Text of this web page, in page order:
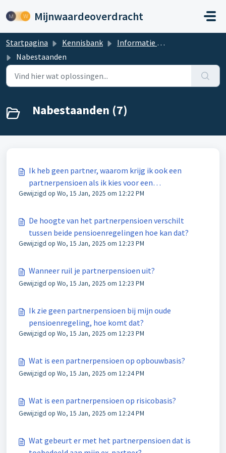
Mijnwaardeoverdracht
Startpagina Kennisbank
Informatie over uw Waardeoverdracht voorstel
Nabestaanden
Nabestaanden (7)
Ik heb geen partner, waarom krijg ik ook een
partnerpensioen als ik kies voor een
waardeoverdracht?
Gewijzigd op Wo, 15 Jan, 2025 om 12:22 PM
De hoogte van het partnerpensioen verschilt
tussen beide pensioenregelingen hoe kan dat?
Gewijzigd op Wo, 15 Jan, 2025 om 12:23 PM
Wanneer ruil je partnerpensioen uit?
Gewijzigd op Wo, 15 Jan, 2025 om 12:23 PM
Ik zie geen partnerpensioen bij mijn oude
pensioenregeling, hoe komt dat?
Gewijzigd op Wo, 15 Jan, 2025 om 12:23 PM
Wat is een partnerpensioen op opbouwbasis?
Gewijzigd op Wo, 15 Jan, 2025 om 12:24 PM
Wat is een partnerpensioen op risicobasis?
Gewijzigd op Wo, 15 Jan, 2025 om 12:24 PM
Wat gebeurt er met het partnerpensioen dat is